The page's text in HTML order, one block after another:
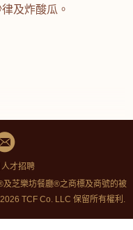
及炸酸瓜。
人才招聘
芝樂坊餐廳®之商標及商號的被
TCF Co. LLC 保留所有權利.